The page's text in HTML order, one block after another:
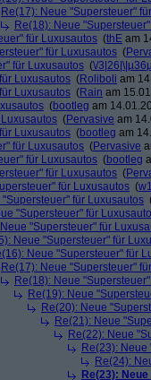
Re(17): Neue "Supersteuer"
Re(18): Neue
für Luxusautos (thE am
für Luxusautos (
für Luxusautos (\/
Luxusautos (Roliboli am
Luxusautos (Rain am
(bootleg am
(Pervasive am
Luxusautos (bootleg am
für Luxusautos (Pervasive
für Luxusautos (bootleg
für Luxusautos (
für Luxusautos (
"Supersteuer" für Luxusautos
"Supersteuer" für
"Supersteuer" für
Neue "Supersteuer" für
Neue "Supersteuer" für
Re(17): Neue "Supersteuer"
Re(18): Neue
Re(19): Neue
Re(20): Neue
Re(21): Neue
Re(22): Neue
Re(23):
Re(24):
Re(23):